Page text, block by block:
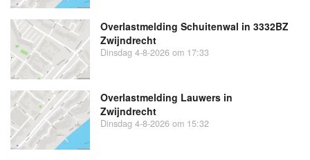
Overlastmelding Schuitenwal in 3332BZ
Zwijndrecht
Dinsdag 4-8-2026 om 17:33
Overlastmelding Lauwers in
Zwijndrecht
Dinsdag 4-8-2026 om 15:32